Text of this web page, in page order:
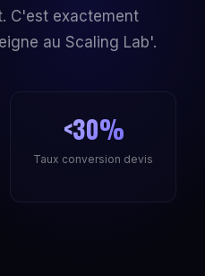
C'est exactement
au Scaling Lab'.
<30%
Taux conversion devis